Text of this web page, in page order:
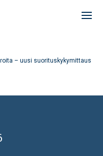
– uusi suorituskykymittaus